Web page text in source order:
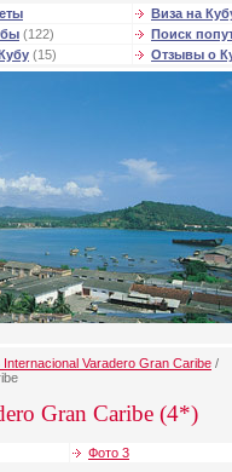
Виза на
(122) Поиск
(15) Отзывы о
Internacional Varadero Gran Caribe /
Gran Caribe (4*)
Фото 3